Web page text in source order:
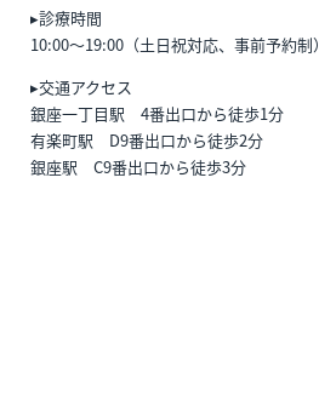
▸診療時間
10:00〜19:00（土日祝対応、事前予約制）
▸交通アクセス
銀座一丁目駅 4番出口から徒歩1分
有楽町駅 D9番出口から徒歩2分
銀座駅 C9番出口から徒歩3分